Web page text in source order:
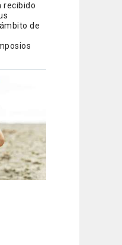
recibido
de